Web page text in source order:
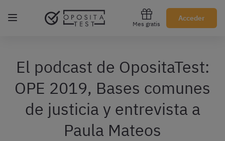
Mes gratis
Acceder
Regístrate gratis
El podcast de OpositaTest:
OPE 2019, Bases comunes
de justicia y entrevista a
Paula Mateos